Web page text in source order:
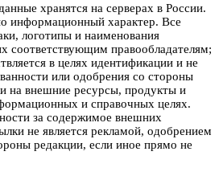
хранятся на серверах в России.
информационный характер. Все
логотипы и наименования
соответствующим правообладателям;
в целях идентификации и не
или одобрения со стороны
на внешние ресурсы, продукты и
и справочных целях.
за содержимое внешних
не является рекламой, одобрением
редакции, если иное прямо не